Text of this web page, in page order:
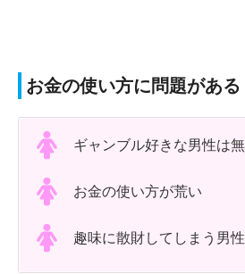
お金の使い方に問題がある
ギャンブル好きな男性は
お金の使い方が荒い
趣味に散財してしまう男性